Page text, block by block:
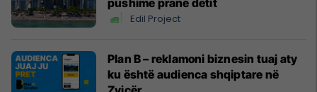
pushime pranë detit
Edil Project
Plan B – reklamoni biznesin tuaj aty
ku është audienca shqiptare në